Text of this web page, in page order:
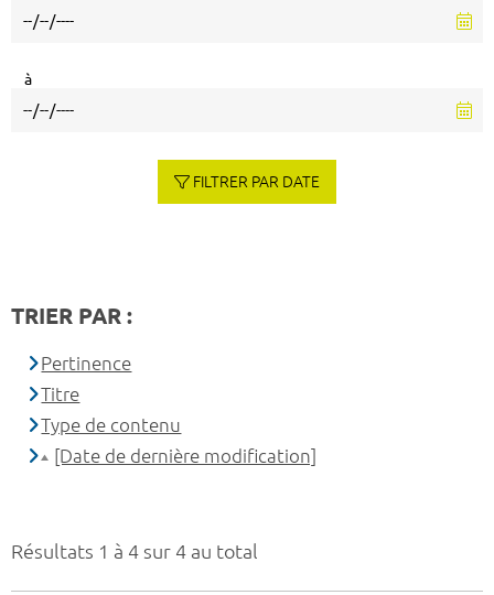
Résultats 1 à 4 sur 4 au total
à
FILTRER PAR DATE
TRIER PAR :
Pertinence
Titre
Type de contenu
[Date de dernière modification]